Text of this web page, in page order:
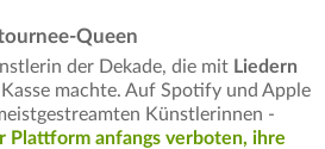
Queen
der Dekade, die mit Liedern
Kasse machte. Auf Spotify und Apple
Künstlerinnen -
Plattform anfangs verboten, ihre